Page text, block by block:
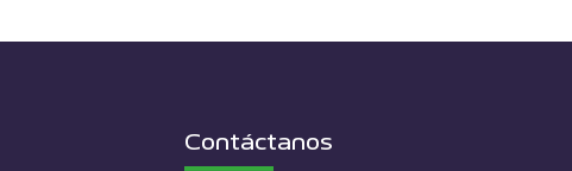
Contáctanos